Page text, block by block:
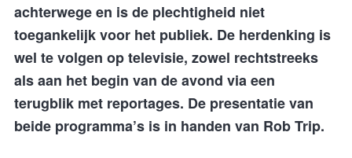
achterwege en is de plechtigheid niet
toegankelijk voor het publiek. De herdenking is
wel te volgen op televisie, zowel rechtstreeks
als aan het begin van de avond via een
terugblik met reportages. De presentatie van
beide programma’s is in handen van Rob Trip.